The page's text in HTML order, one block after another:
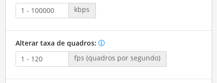
kbps
Alterar taxa de quadros:
fps (quadros por segundo)